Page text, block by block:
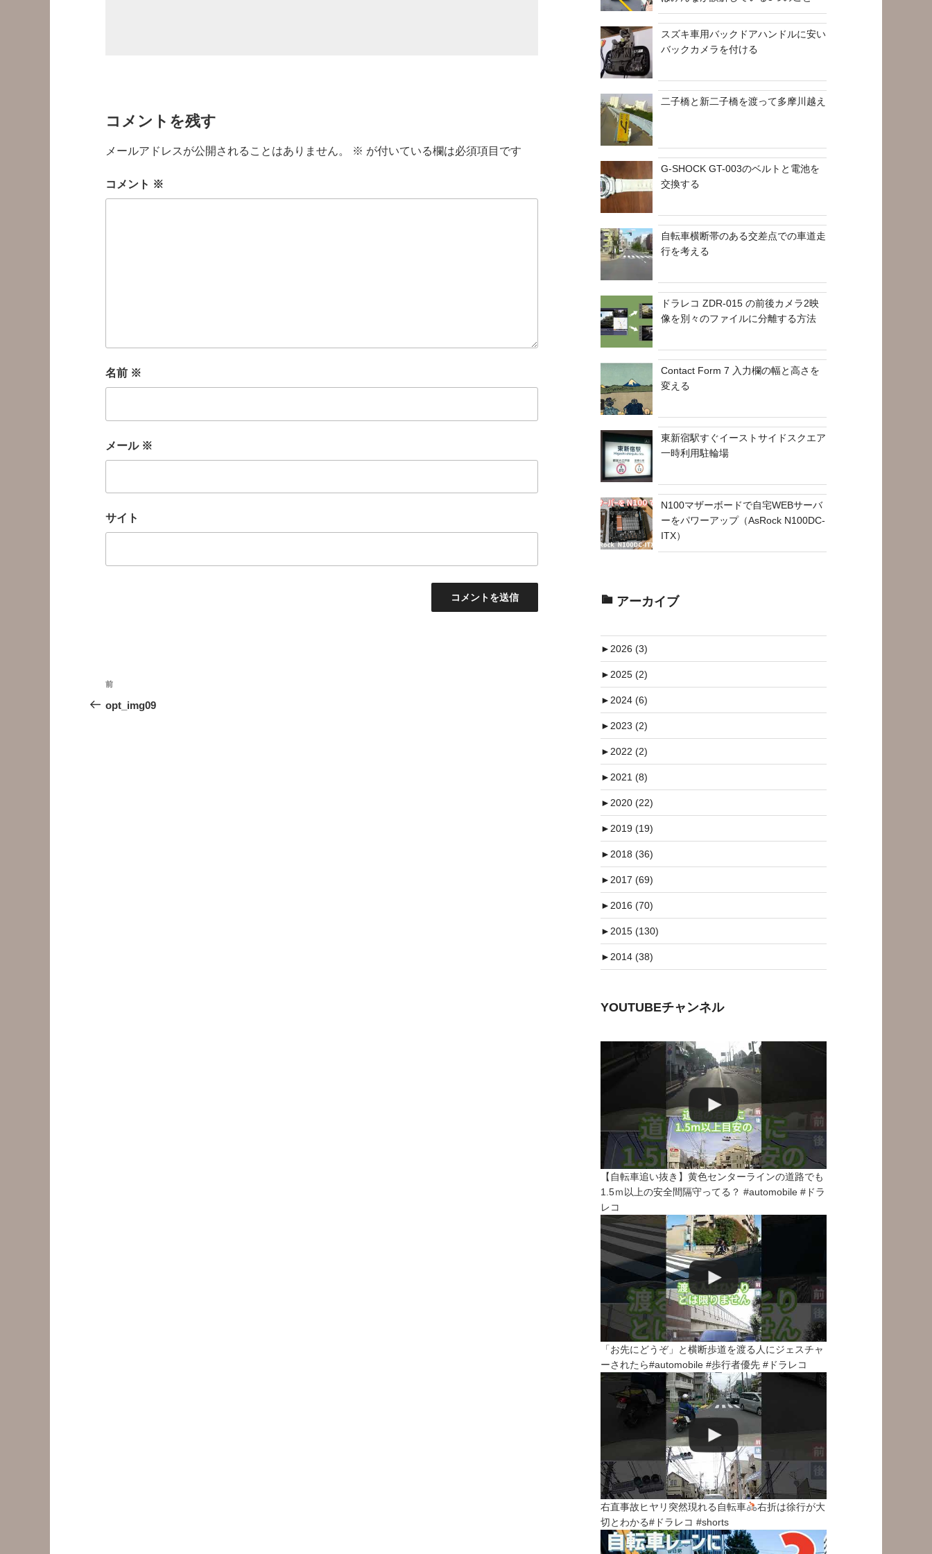
コメントを残す
メールアドレスが公開されることはありません。 ※ が付いている欄は必須項目です
コメント ※
名前 ※
メール ※
サイト
投
稿
前
の
前
opt_img09
スズキ車用バックドアハンドルに安い
バックカメラを付ける
二子橋と新二子橋を渡って多摩川越え
G-SHOCK GT-003のベルトと電池を
交換する
自転車横断帯のある交差点での車道走
行を考える
ドラレコ ZDR-015 の前後カメラ2映
像を別々のファイルに分離する方法
Contact Form 7 入力欄の幅と高さを
変える
東新宿駅すぐイーストサイドスクエア
一時利用駐輪場
N100マザーボードで自宅WEBサーバ
ーをパワーアップ（AsRock N100DC-
ITX）
アーカイブ
►2026 (3)
►2025 (2)
►2024 (6)
►2023 (2)
►2022 (2)
►2021 (8)
►2020 (22)
►2019 (19)
►2018 (36)
►2017 (69)
►2016 (70)
►2015 (130)
►2014 (38)
YOUTUBEチャンネル
【自転車追い抜き】黄色センターラインの道路でも
1.5ｍ以上の安全間隔守ってる？ #automobile #ドラ
レコ
「お先にどうぞ」と横断歩道を渡る人にジェスチャ
ーされたら#automobile #歩行者優先 #ドラレコ
右直事故ヒヤリ突然現れる自転車
右折は徐行が大
切とわかる#ドラレコ #shorts